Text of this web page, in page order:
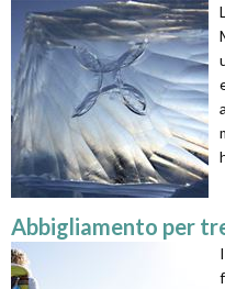
Abbigliamento per